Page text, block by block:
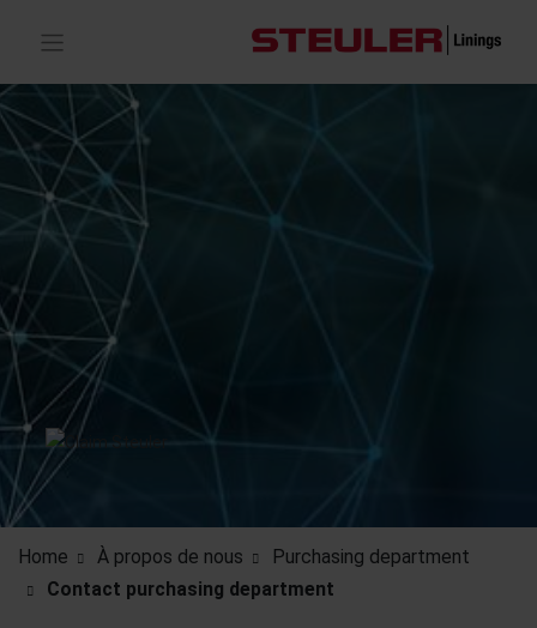
Home À propos de nous
Purchasing department
Contact purchasing department